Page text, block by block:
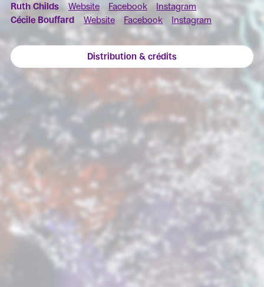
Ruth Childs Website Facebook
Instagram
Cécile Bouffard Website Facebook Instagram
Distribution & crédits